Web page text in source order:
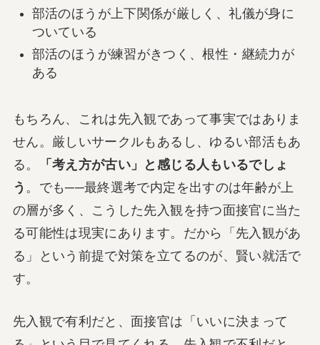
部活のほうが上下関係が厳しく、礼儀が身に
ついている
部活のほうが練習がきつく、根性・継続力が
ある
もちろん、これは先入観であって事実ではありま
せん。厳しいサークルもあるし、ゆるい部活もあ
る。
「考え方が古い」と感じる人もいるでしょ
う 。でも──最終選考で内定を出すのは年齢が上
の層が多く、こうした先入観を持つ面接官に当た
る可能性は現実にあります。だから「先入観があ
る」という前提で対策を立てるのが、賢い就活で
す。
先入観で有利だと、面接官は「いいに決まって